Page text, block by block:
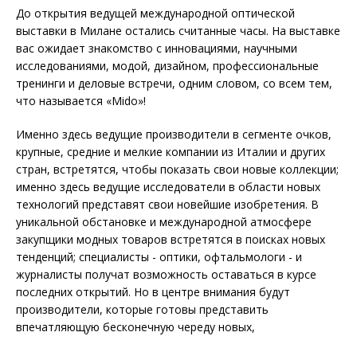
До открытия ведущей международной оптической
выставки в Милане остались считанные часы. На выставке
вас ожидает знакомство с инновациями, научными
исследованиями, модой, дизайном, профессиональные
тренинги и деловые встречи, одним словом, со всем тем,
что называется «Mido»!
Именно здесь ведущие производители в сегменте очков,
крупные, средние и мелкие компании из Италии и других
стран, встретятся, чтобы показать свои новые коллекции;
именно здесь ведущие исследователи в области новых
технологий представят свои новейшие изобретения. В
уникальной обстановке и международной атмосфере
закупщики модных товаров встретятся в поисках новых
тенденций; специалисты - оптики, офтальмологи - и
журналисты получат возможность оставаться в курсе
последних открытий. Но в центре внимания будут
производители, которые готовы представить
впечатляющую бесконечную череду новых,